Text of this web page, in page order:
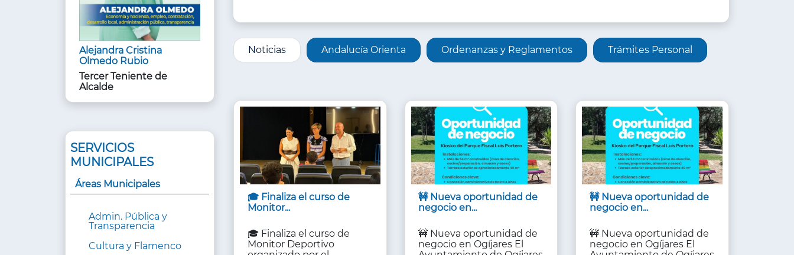
Alejandra Cristina
Olmedo Rubio
Tercer Teniente de
Alcalde
SERVICIOS
MUNICIPALES
Áreas Municipales
Admin. Pública y
Transparencia
Cultura y Flamenco
INFORMACIÓN
DENoticias Andalucía Orienta Ordenanzas y Reglamentos Trámites Personal
🎓 Finaliza el curso de
Monitor...
🎓 Finaliza el curso de
Monitor Deportivo
🚧 Nueva oportunidad de
negocio en...
🚧 Nueva oportunidad de
negocio en Ogíjares El
🚧 Nueva oportunidad de
negocio en...
🚧 Nueva oportunidad de
negocio en Ogíjares El